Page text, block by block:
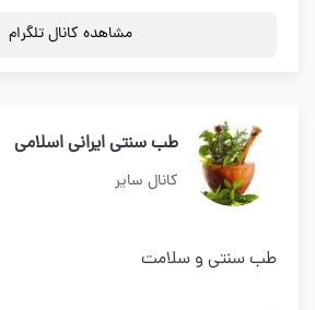
مشاهده کانال تلگرام
طب سنتى ايرانى اسلامى
کانال سایر
طب سنتی و سلامت